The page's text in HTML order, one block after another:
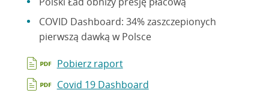
COVID Dashboard: 34% zaszczepionych
pierwszą dawką w Polsce
Pobierz raport
Covid 19 Dashboard